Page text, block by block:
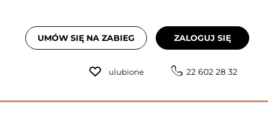
UMÓW SIĘ NA ZABIEG ZALOGUJ SIĘ
ulubione 22 602 28 32